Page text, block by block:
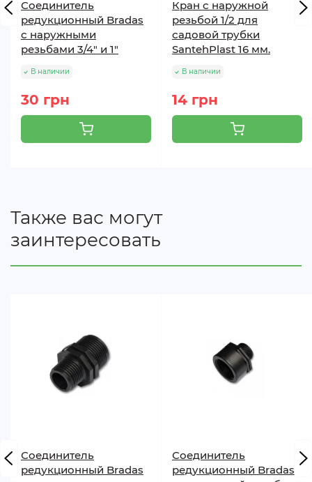
Соединитель
редукционный Bradas
с наружными
резьбами 3/4" и 1"
В наличии
30 грн
Кран с наружной
резьбой 1/2 для
садовой трубки
SantehPlast 16 мм.
В наличии
14 грн
Также вас могут
заинтересовать
Соединитель
редукционный Bradas
Соединитель
редукционный Bradas